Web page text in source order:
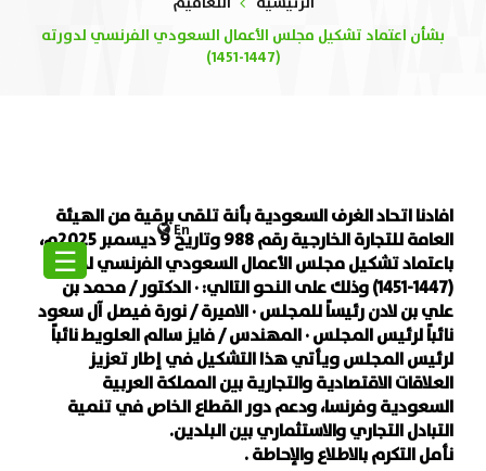
En
☰
بشأن اعتماد تشكيل مجلس الأعمال السعودي الفرنسي لدورته
(1447-1451)
افادنا اتحاد الغرف السعودية بأنة تلقى برقية من الهيئة
العامة للتجارة الخارجية رقم 988 وتاريخ 9 ديسمبر 2025م،
باعتماد تشكيل مجلس الأعمال السعودي الفرنسي لدورته
(1447-1451) وذلك على النحو التالي: · الدكتور / محمد بن
علي بن لادن رئيساً للمجلس · الاميرة / نورة فيصل آل سعود
نائباً لرئيس المجلس · المهندس / فايز سالم العلويط نائباً
لرئيس المجلس ويأتي هذا التشكيل في إطار تعزيز
العلاقات الاقتصادية والتجارية بين المملكة العربية
السعودية وفرنسا، ودعم دور القطاع الخاص في تنمية
التبادل التجاري والاستثماري بين البلدين.
نأمل التكرم بالاطلاع والإحاطة .